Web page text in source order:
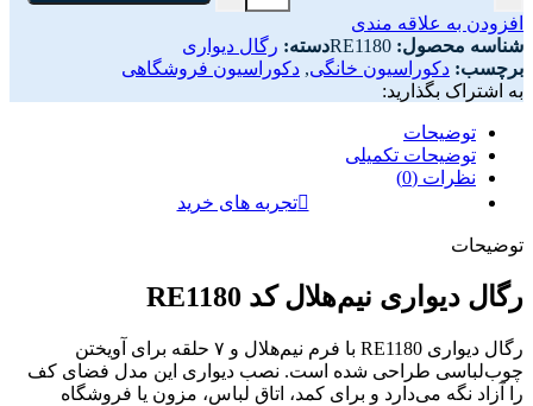
افزودن به علاقه مندی
شناسه محصول: RE1180دسته: رگال دیواری
برچسب: دکوراسیون خانگی, دکوراسیون فروشگاهی
به اشتراک بگذارید:
توضیحات
توضیحات تکمیلی
نظرات (0)
تجربه های خرید
توضیحات
رگال دیواری نیم‌هلال کد RE1180
رگال دیواری RE1180 با فرم نیم‌هلال و ۷ حلقه برای آویختن
چوب‌لباسی طراحی شده است. نصب دیواری این مدل فضای کف
را آزاد نگه می‌دارد و برای کمد، اتاق لباس، مزون یا فروشگاه